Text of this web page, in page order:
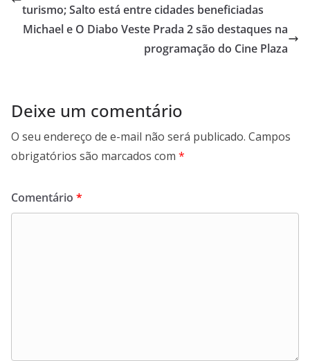
o
k
p
p
I
n
a
m
turismo; Salto está entre cidades beneficiadas
Michael e O Diabo Veste Prada 2 são destaques na
programação do Cine Plaza
Deixe um comentário
O seu endereço de e-mail não será publicado. Campos
obrigatórios são marcados com *
Comentário *